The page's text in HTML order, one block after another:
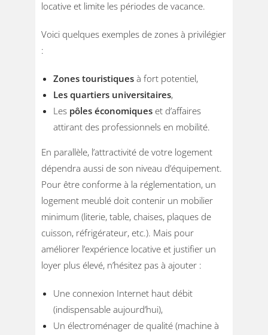
locative et limite les périodes de vacance.
Voici quelques exemples de zones à privilégier
:
Zones touristiques à fort potentiel,
Les quartiers universitaires,
Les pôles économiques et d’affaires
attirant des professionnels en mobilité.
En parallèle, l’attractivité de votre logement
dépendra aussi de son niveau d’équipement.
Pour être conforme à la réglementation, un
logement meublé doit contenir un mobilier
minimum (literie, table, chaises, plaques de
cuisson, réfrigérateur, etc.). Mais pour
améliorer l’expérience locative et justifier un
loyer plus élevé, n’hésitez pas à ajouter :
Une connexion Internet haut débit
(indispensable aujourd’hui),
Un électroménager de qualité (machine à